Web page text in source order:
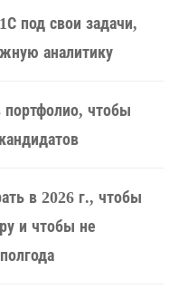
под свои задачи,
аналитику
портфолио, чтобы
в 2026 г., чтобы
и чтобы не